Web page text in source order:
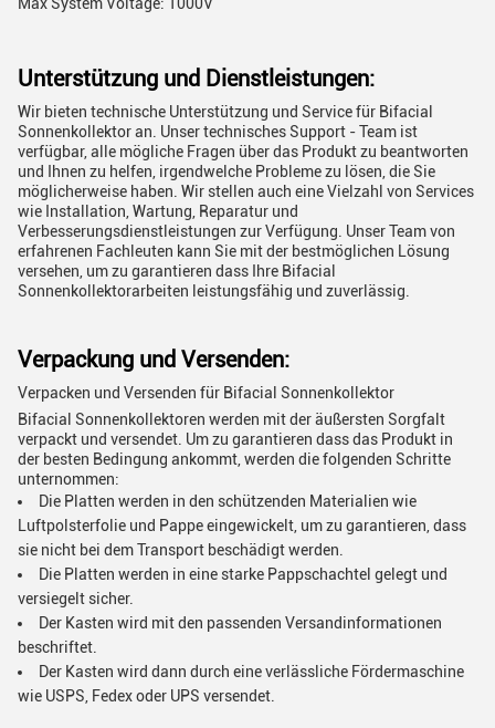
Unterstützung und Dienstleistungen:
Wir bieten technische Unterstützung und Service für Bifacial
Sonnenkollektor an. Unser technisches Support - Team ist
verfügbar, alle mögliche Fragen über das Produkt zu beantworten
und Ihnen zu helfen, irgendwelche Probleme zu lösen, die Sie
möglicherweise haben. Wir stellen auch eine Vielzahl von Services
wie Installation, Wartung, Reparatur und
Verbesserungsdienstleistungen zur Verfügung. Unser Team von
erfahrenen Fachleuten kann Sie mit der bestmöglichen Lösung
versehen, um zu garantieren dass Ihre Bifacial
Sonnenkollektorarbeiten leistungsfähig und zuverlässig.
Verpackung und Versenden:
Verpacken und Versenden für Bifacial Sonnenkollektor
Bifacial Sonnenkollektoren werden mit der äußersten Sorgfalt
verpackt und versendet. Um zu garantieren dass das Produkt in
der besten Bedingung ankommt, werden die folgenden Schritte
unternommen:
Die Platten werden in den schützenden Materialien wie
Luftpolsterfolie und Pappe eingewickelt, um zu garantieren, dass
sie nicht bei dem Transport beschädigt werden.
Die Platten werden in eine starke Pappschachtel gelegt und
versiegelt sicher.
Der Kasten wird mit den passenden Versandinformationen
beschriftet.
Der Kasten wird dann durch eine verlässliche Fördermaschine
wie USPS, Fedex oder UPS versendet.